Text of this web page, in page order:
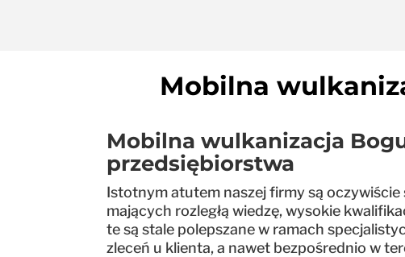
Mobilna
Mobilna wulkanizacja
przedsiębiorstwa
Istotnym atutem naszej firmy są
mających rozległą wiedzę, wysokie
te są stale polepszane w ramach
zleceń u klienta, a nawet bezpośrednio w